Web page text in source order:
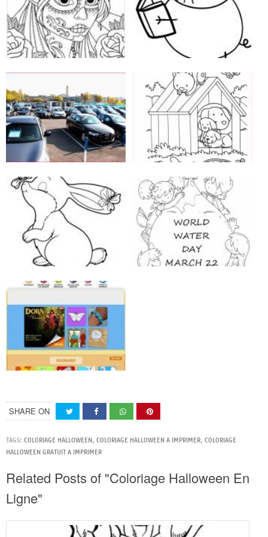
SHARE ON
TAGS: COLORIAGE HALLOWEEN, COLORIAGE HALLOWEEN A IMPRIMER, COLORIAGE
HALLOWEEN GRATUIT A IMPRIMER
Related Posts of "Coloriage Halloween En
Ligne"